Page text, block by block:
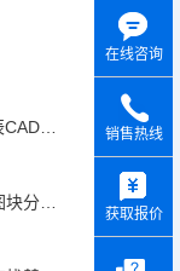
CAD测量结果如何批量导出？试试浩辰CAD看图王！
CAD看图软件中如何分解图块？CAD图块分解详解！
在线咨询
销售热线
获取报价